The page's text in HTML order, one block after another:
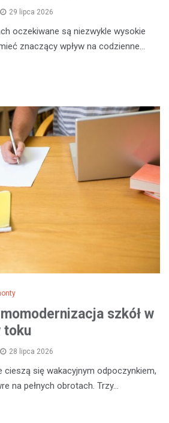
29 lipca 2026
oczekiwane są niezwykle wysokie
znaczący wpływ na codzienne…
szkół w
toku
28 lipca 2026
cieszą się wakacyjnym odpoczynkiem,
na pełnych obrotach. Trzy…